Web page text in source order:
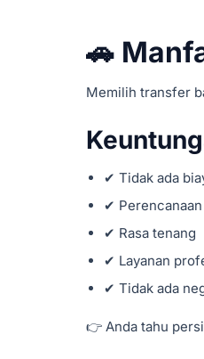
🚗
Memilih transfer
✔ Tidak ada
✔
✔ Rasa tenang
✔ Layanan
✔ Tidak ada
👉 Anda tahu